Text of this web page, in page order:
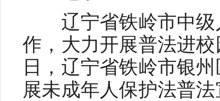
辽宁省铁岭市中级
作，大力开展普法进
日，辽宁省铁岭市银
展未成年人保护法普